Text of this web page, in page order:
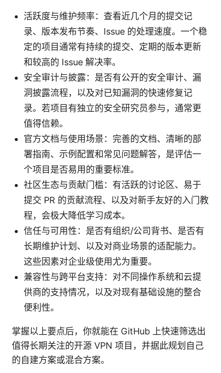
活跃度与维护频率：查看近几个月的提交记
录、版本发布节奏、Issue 的处理速度。一个稳
定的项目通常有持续的提交、定期的版本更新
和较高的 Issue 解决率。
安全审计与披露：是否有公开的安全审计、漏
洞披露流程，以及对已知漏洞的快速修复记
录。若项目有独立的安全研究员参与，通常更
值得信赖。
官方文档与使用场景：完善的文档、清晰的部
署指南、示例配置和常见问题解答，是评估一
个项目是否易用的重要标准。
社区生态与贡献门槛：有活跃的讨论区、易于
提交 PR 的贡献流程、以及对新手友好的入门教
程，会极大降低学习成本。
信任与可用性：是否有组织/公司背书、是否有
长期维护计划、以及对商业场景的适配能力。
这些因素对企业级使用尤为重要。
兼容性与跨平台支持：对不同操作系统和云提
供商的支持情况，以及对现有基础设施的整合
便利性。
掌握以上要点后，你就能在 GitHub 上快速筛选出
值得长期关注的开源 VPN 项目，并据此规划自己
的自建方案或混合方案。